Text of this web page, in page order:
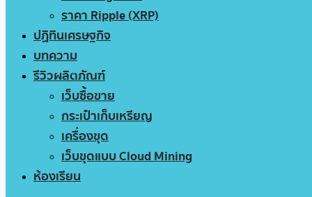
ราคา Ripple (XRP)
ปฏิทินเศรษฐกิจ
บทความ
รีวิวผลิตภัณฑ์
เว็บซื้อขาย
กระเป๋าเก็บเหรียญ
เครื่องขุด
เว็บขุดแบบ Cloud Mining
ห้องเรียน